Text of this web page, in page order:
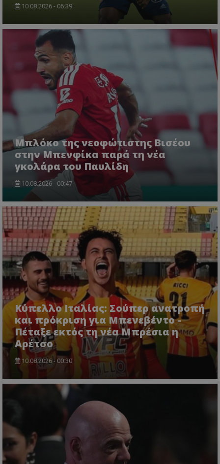
10.08.2026 - 06:39
Μπλόκο της νεοφώτιστης Βισέου
στην Μπενφίκα παρά τη νέα
γκολάρα του Παυλίδη
10.08.2026 - 00:47
Κύπελλο Ιταλίας: Σούπερ ανατροπή
και πρόκριση για Μπενεβέντο -
Πέταξε εκτός τη νέα Μπρέσια η
Αρέτσο
10.08.2026 - 00:30